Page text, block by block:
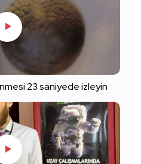
23 saniyede izleyin